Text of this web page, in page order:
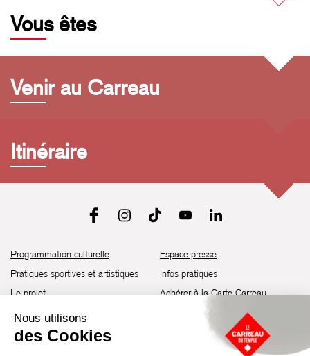
Vous êtes
Venir au Carreau
Itinéraire
Programmation culturelle
Pratiques sportives et artistiques
Le projet
Brochure de saison 25-26
Découvrir les espaces
Espace presse
Infos pratiques
Adhérer à la Carte Carreau